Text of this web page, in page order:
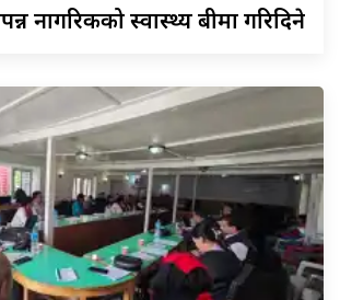
नागरिकको स्वास्थ्य बीमा गरिदिने